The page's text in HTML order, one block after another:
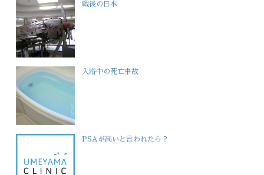
戦後の日本
入浴中の死亡事故
PSAが高いと言われたら？